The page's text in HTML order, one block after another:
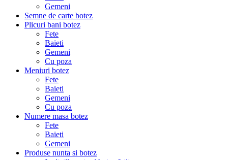
Gemeni
Semne de carte botez
Plicuri bani botez
Fete
Baieti
Gemeni
Cu poza
Meniuri botez
Fete
Baieti
Gemeni
Cu poza
Numere masa botez
Fete
Baieti
Gemeni
Produse nunta si botez